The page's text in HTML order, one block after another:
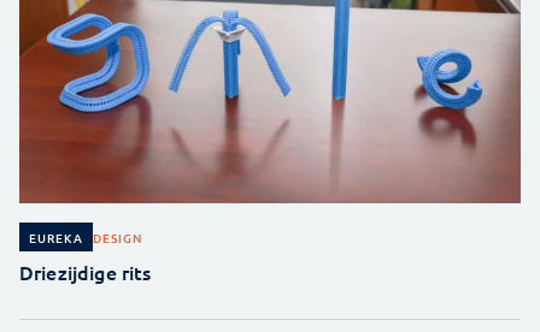
EUREKA DESIGN
Driezijdige rits